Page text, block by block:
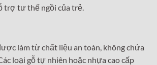
trợ tư thế ngồi của trẻ.
làm từ chất liệu an toàn, không chứa
loại gỗ tự nhiên hoặc nhựa cao cấp